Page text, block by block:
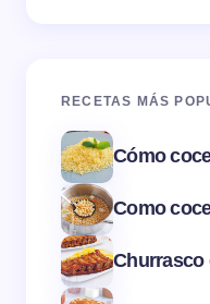
RECETAS MÁS
Cómo
Como
Churrasco